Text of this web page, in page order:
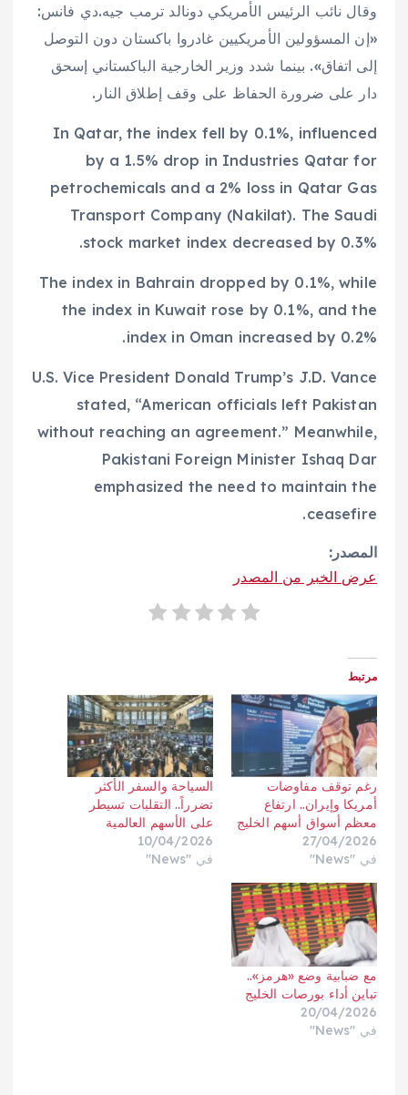
وقال نائب الرئيس الأمريكي دونالد ترمب جيه.دي فانس:
«إن المسؤولين الأمريكيين غادروا باكستان دون التوصل
إلى اتفاق». بينما شدد وزير الخارجية الباكستاني إسحق
دار على ضرورة الحفاظ على وقف إطلاق النار.
In Qatar, the index fell by 0.1%, influenced
by a 1.5% drop in Industries Qatar for
petrochemicals and a 2% loss in Qatar Gas
Transport Company (Nakilat). The Saudi
stock market index decreased by 0.3%.
The index in Bahrain dropped by 0.1%, while
the index in Kuwait rose by 0.1%, and the
index in Oman increased by 0.2%.
U.S. Vice President Donald Trump’s J.D. Vance
stated, “American officials left Pakistan
without reaching an agreement.” Meanwhile,
Pakistani Foreign Minister Ishaq Dar
emphasized the need to maintain the
ceasefire.
المصدر:
عرض الخبر من المصدر
مرتبط
رغم توقف مفاوضات
أمريكا وإيران.. ارتفاع
معظم أسواق أسهم الخليج
27/04/2026
في "News"
السياحة والسفر الأكثر
تضرراً.. التقلبات تسيطر
على الأسهم العالمية
10/04/2026
في "News"
مع ضبابية وضع «هرمز»..
تباين أداء بورصات الخليج
20/04/2026
في "News"